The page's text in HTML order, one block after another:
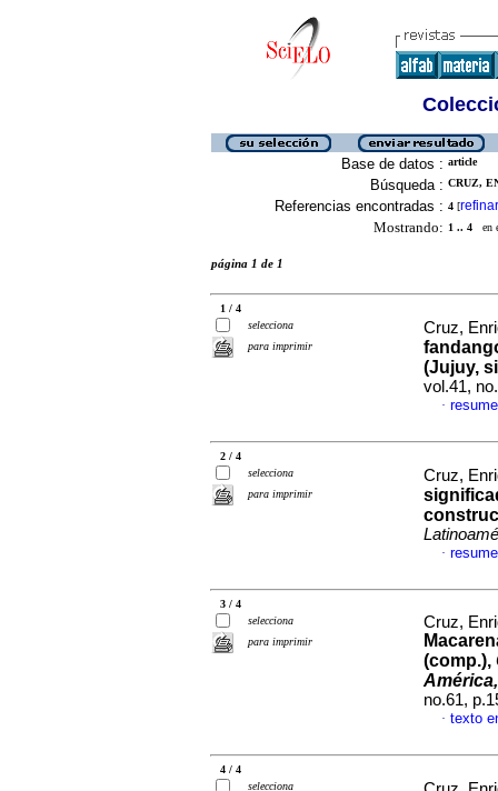
Base de datos : article
Búsqueda : CRUZ,
Referencias encontradas : 4 [refinar
Mostrando: 1 .. 4 en
página 1 de 1
1 / 4
selecciona
para imprimir
Cruz,
(Jujuy,
vol.41,
·
2 / 4
selecciona
para imprimir
Cruz,
·
3 / 4
selecciona
para imprimir
Cruz,
(comp.),
no.61,
· texto
4 / 4
selecciona